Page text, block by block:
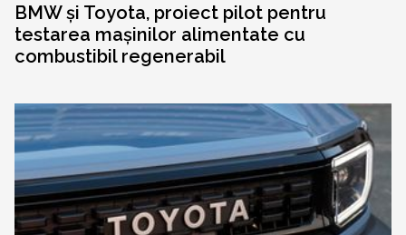
BMW și Toyota, proiect pilot pentru
testarea mașinilor alimentate cu
combustibil regenerabil